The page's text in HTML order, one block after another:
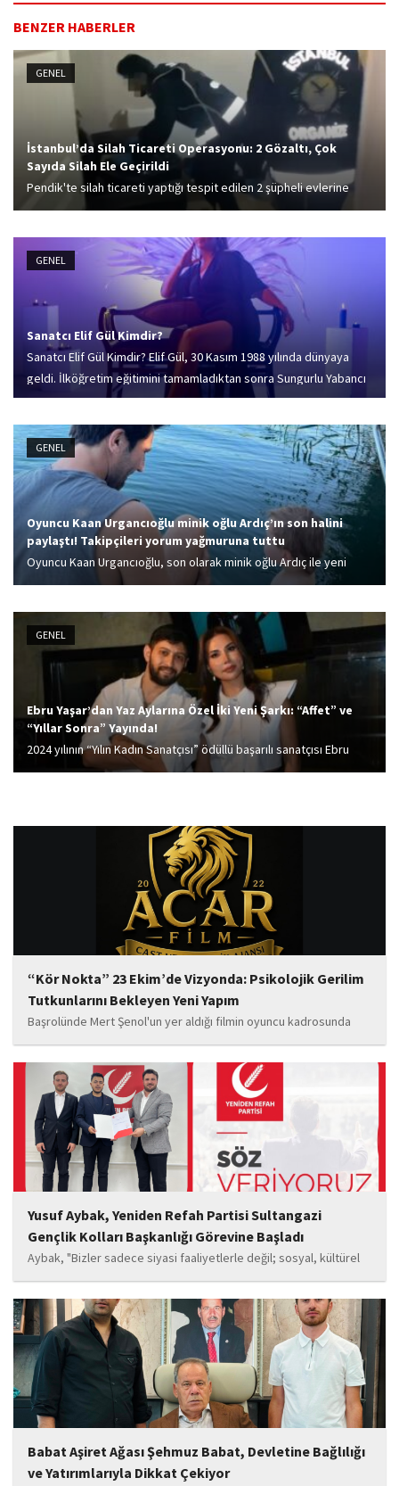
BENZER HABERLER
GENEL
İstanbul’da Silah Ticareti Operasyonu: 2 Gözaltı, Çok
Sayıda Silah Ele Geçirildi
Pendik'te silah ticareti yaptığı tespit edilen 2 şüpheli evlerine
yapılan operasyonla gözaltına alındı. Evde yapılan aramalarda ise
GENEL
Sanatcı Elif Gül Kimdir?
Sanatcı Elif Gül Kimdir? Elif Gül, 30 Kasım 1988 yılında dünyaya
geldi. İlköğretim eğitimini tamamladıktan sonra Sungurlu Yabancı
Dil Ağırlıklı Süper Lisesi’nden mezun oldu. 2008 yılında Amasya
Üniversitesi Pazarlama ve...
GENEL
Oyuncu Kaan Urgancıoğlu minik oğlu Ardıç’ın son halini
paylaştı! Takipçileri yorum yağmuruna tuttu
Oyuncu Kaan Urgancıoğlu, son olarak minik oğlu Ardıç ile yeni
fotoğraflarını Instagram'dan sevenlerinin beğenisine sundu.
GENEL
Ebru Yaşar’dan Yaz Aylarına Özel İki Yeni Şarkı: “Affet” ve
“Yıllar Sonra” Yayında!
2024 yılının “Yılın Kadın Sanatçısı” ödüllü başarılı sanatçısı Ebru
Yaşar, yaz aylarına özel iki yeni çalışmayla müzikseverlerin
“Kör Nokta” 23 Ekim’de Vizyonda: Psikolojik Gerilim
Tutkunlarını Bekleyen Yeni Yapım
Başrolünde Mert Şenol'un yer aldığı filmin oyuncu kadrosunda
Esma Kıyanç, Ayşe Aktaş, Berna Kıyanç, Gökay Alpaslan Şahin,
Sema Yaldıran, Sıla Altıntaş, İsmail Akkoç, Celal Acar ve çocuk
oyuncu Görkem Akyol...
Yusuf Aybak, Yeniden Refah Partisi Sultangazi
Gençlik Kolları Başkanlığı Görevine Başladı
Aybak, "Bizler sadece siyasi faaliyetlerle değil; sosyal, kültürel
ve manevi değerleri güçlendiren çalışmalarla da gençlerimizin
yanında olacağız. Sultangazi'de birlik ve beraberlik ruhunu daha
da güçlendirecek projeleri hayata geçirmek için ekip...
Babat Aşiret Ağası Şehmuz Babat, Devletine Bağlılığı
ve Yatırımlarıyla Dikkat Çekiyor